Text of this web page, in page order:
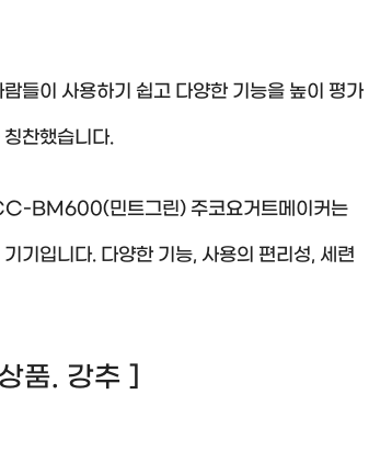
들이 사용하기 쉽고 다양한 기능을 높이 평가
찬했습니다.
BM600(민트그린) 주코요거트메이커는
기입니다. 다양한 기능, 사용의 편리성, 세련
품. 강추 ]